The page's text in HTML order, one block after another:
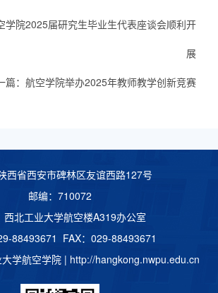
学院2025届研究生毕业生代表座谈会顺利开
展
篇：航空学院举办2025年教师教学创新竞赛
西省西安市碑林区友谊西路127号
邮编：710072
西北工业大学航空楼A319办公室
88493671 FAX：029-88493671
学航空学院 | http://hangkong.nwpu.edu.cn